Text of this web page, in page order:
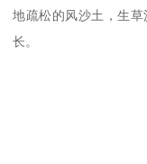
地疏松的风沙土，生
长。